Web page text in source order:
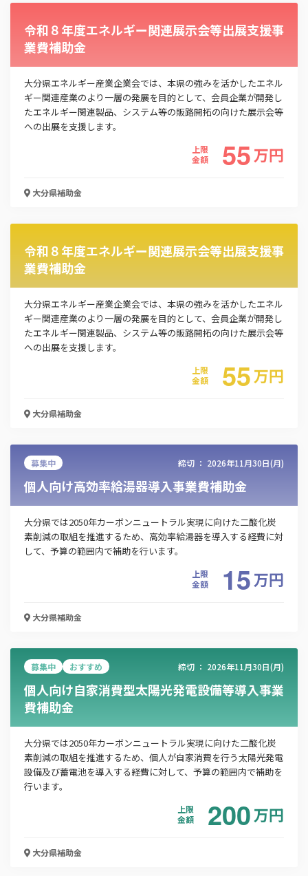
この補助金の情報をPDFダウンロード
グリーン・コンビナートおおいた創出事業費補助
お名前
会社名
メールアドレス
「PDF資料ダウンロード」ボタンを押下した時点
で本サービスの
に同意したものとみなさ
れます。
令和８年度エネルギー関連展示会等出展支援事
業費補助金
大分県エネルギー産業企業会では、本県の強みを活かしたエネル
ギー関連産業のより一層の発展を目的として、会員企業が開発し
たエネルギー関連製品、システム等の販路開拓の向けた展示会等
への出展を支援します。
上限
金額
55万円
大分県補助金
令和８年度エネルギー関連展示会等出展支援事
業費補助金
大分県エネルギー産業企業会では、本県の強みを活かしたエネル
ギー関連産業のより一層の発展を目的として、会員企業が開発し
たエネルギー関連製品、システム等の販路開拓の向けた展示会等
への出展を支援します。
上限
金額
55万円
大分県補助金
募集中 締切 ： 2026年11月30日(月)
個人向け高効率給湯器導入事業費補助金
大分県では2050年カーボンニュートラル実現に向けた二酸化炭
素削減の取組を推進するため、高効率給湯器を導入する経費に対
して、予算の範囲内で補助を行います。
上限
金額
15万円
大分県補助金
募集中 おすすめ 締切 ： 2026年11月30日(月)
個人向け自家消費型太陽光発電設備等導入事業
費補助金
大分県では2050年カーボンニュートラル実現に向けた二酸化炭
素削減の取組を推進するため、個人が自家消費を行う太陽光発電
設備及び蓄電池を導入する経費に対して、予算の範囲内で補助を
行います。
上限
金額
200万円
大分県補助金